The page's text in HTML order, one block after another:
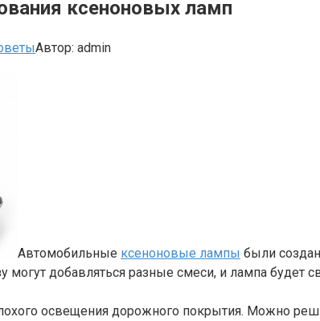
ксеноновых ламп
Автор: admin
Автомобильные ксеноновые лампы были
могут добавляться разные смеси, и лампа
освещения дорожного покрытия. Можно